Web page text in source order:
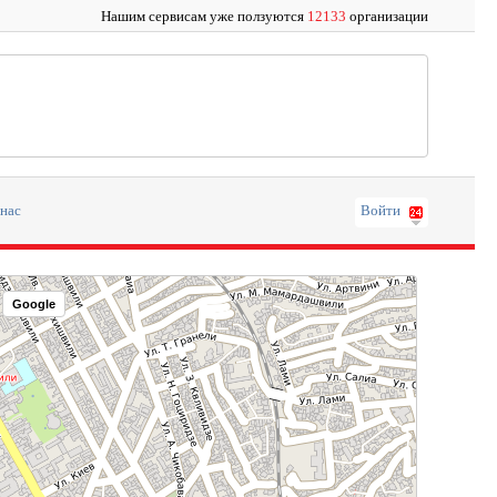
Нашим сервисам уже ползуются 12133 организации
Войти
Google